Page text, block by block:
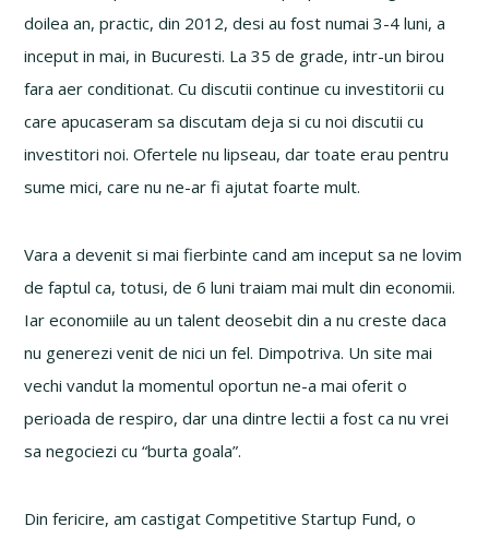
doilea an, practic, din 2012, desi au fost numai 3-4 luni, a
inceput in mai, in Bucuresti. La 35 de grade, intr-un birou
fara aer conditionat. Cu discutii continue cu investitorii cu
care apucaseram sa discutam deja si cu noi discutii cu
investitori noi. Ofertele nu lipseau, dar toate erau pentru
sume mici, care nu ne-ar fi ajutat foarte mult.
Vara a devenit si mai fierbinte cand am inceput sa ne lovim
de faptul ca, totusi, de 6 luni traiam mai mult din economii.
Iar economiile au un talent deosebit din a nu creste daca
nu generezi venit de nici un fel. Dimpotriva. Un site mai
vechi vandut la momentul oportun ne-a mai oferit o
perioada de respiro, dar una dintre lectii a fost ca nu vrei
sa negociezi cu “burta goala”.
Din fericire, am castigat Competitive Startup Fund, o